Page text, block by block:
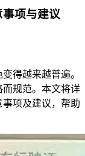
项与建议
得越来越普遍。
规范。本文将详
项及建议，帮助